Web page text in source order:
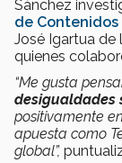
Sánchez
de Contenidos
José Igartua de
quienes
“Me gusta
desigualdades
positivamente
apuesta como
global”,